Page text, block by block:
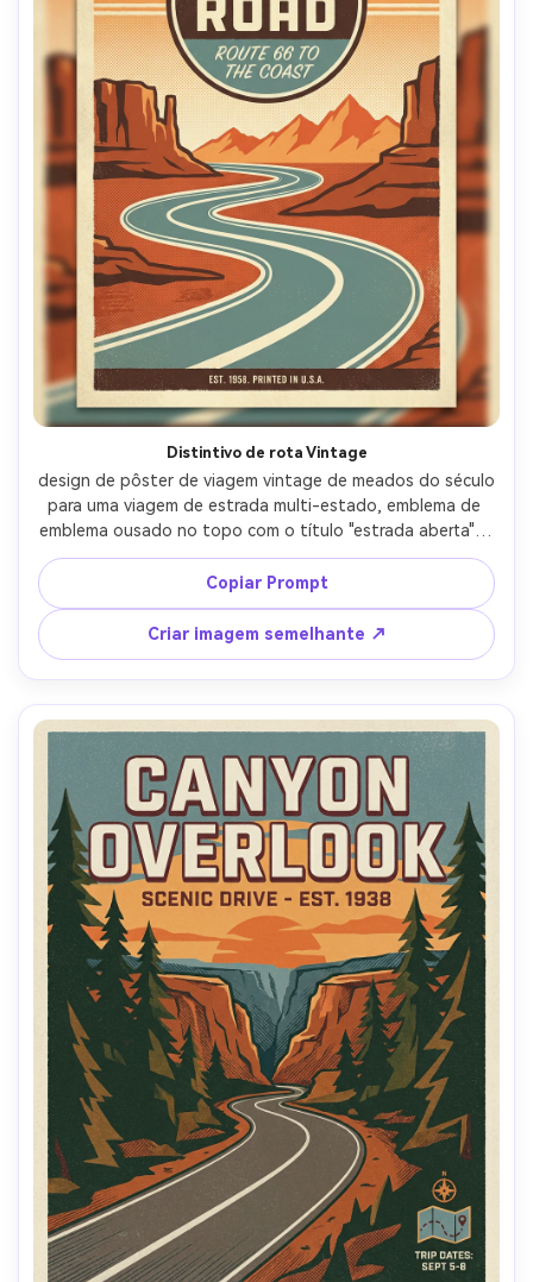
Distintivo de rota Vintage
design de pôster de viagem vintage de meados do século
para uma viagem de estrada multi-estado, emblema de
emblema ousado no topo com o título "estrada aberta" e
subtítulo "rota 66 para a costa", rodovia ilustrada
simplificada serpenteando através de mesas do deserto e
montanhas distantes, paleta de cores limitada (laranja
pôr do sol, azul empoeirado, creme), sombreamento sutil
de meio tom, textura de serigrafia, formas vetoriais
limpas, composição centrada com grande tipografia
legível e pequena linha de data na parte inferior, design
gráfico pronto para impressão, lente de 85mm,
profundidade de campo rasa-AR 4:5
Copiar Prompt
Criar imagem semelhante ↗